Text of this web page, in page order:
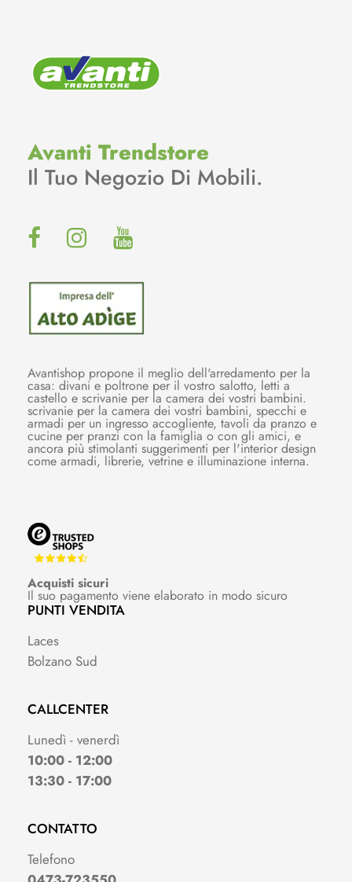
Avanti Trendstore
Il Tuo Negozio Di Mobili.
Avantishop propone il meglio dell'arredamento per la
casa: divani e poltrone per il vostro salotto, letti a
castello e scrivanie per la camera dei vostri bambini.
scrivanie per la camera dei vostri bambini, specchi e
armadi per un ingresso accogliente, tavoli da pranzo e
cucine per pranzi con la famiglia o con gli amici, e
ancora più stimolanti suggerimenti per l'interior design
come armadi, librerie, vetrine e illuminazione interna.
Acquisti sicuri
Il suo pagamento viene elaborato in modo sicuro
PUNTI VENDITA
Laces
Bolzano Sud
CALLCENTER
Lunedì - venerdì
10:00 - 12:00
13:30 - 17:00
CONTATTO
Telefono